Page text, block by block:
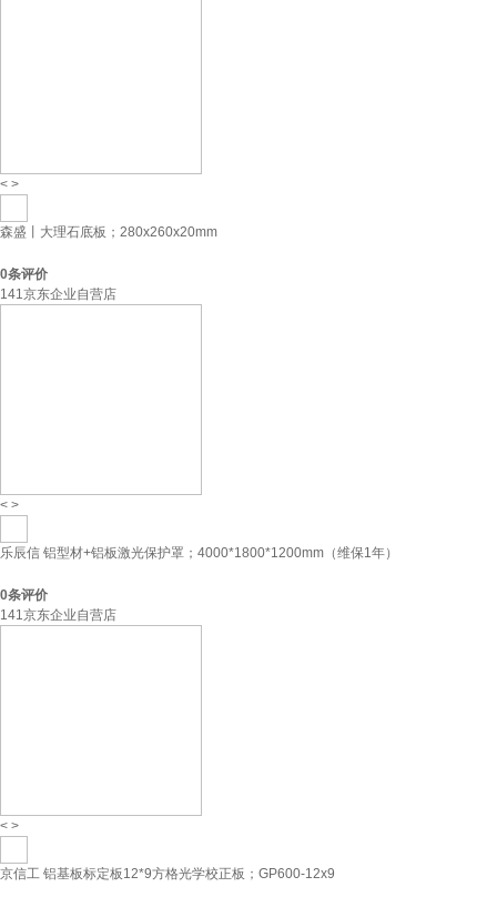
< >
森盛丨大理石底板；280x260x20mm
0条评价
141京东企业自营店
< >
乐辰信 铝型材+铝板激光保护罩；4000*1800*1200mm（维保1年）
0条评价
141京东企业自营店
< >
京信工 铝基板标定板12*9方格光学校正板；GP600-12x9